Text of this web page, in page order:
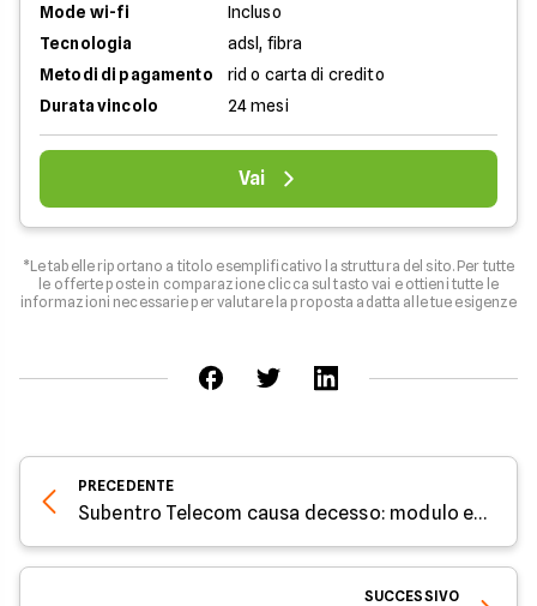
Mode wi-fi
Incluso
Tecnologia
adsl, fibra
Metodi di pagamento
rid o carta di credito
Durata vincolo
24 mesi
Vai
*Le tabelle riportano a titolo esemplificativo la struttura del sito. Per tutte
le offerte poste in comparazione clicca sul tasto vai e ottieni tutte le
informazioni necessarie per valutare la proposta adatta alle tue esigenze
PRECEDENTE
Subentro Telecom causa decesso: modulo e costi
SUCCESSIVO